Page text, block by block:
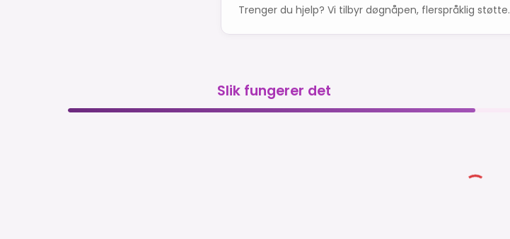
Trenger du hjelp? Vi tilbyr døgnåpen, flerspråklig støtte.
Slik fungerer det